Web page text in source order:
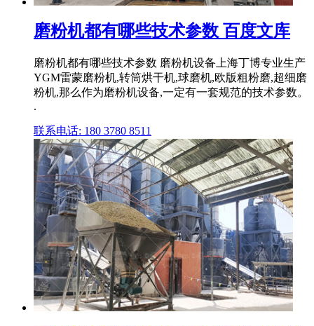
磨粉机都有哪些技术参数 百度文库
磨粉机都有哪些技术参数 磨粉机设备上海丁博专业生产
YGM雷蒙磨粉机,转筒烘干机,球磨机,欧版粗粉磨,超细磨
粉机,那么作为磨粉机设备,一定有一套规范的技术参数。
.
联系电话: 180 3780 8511